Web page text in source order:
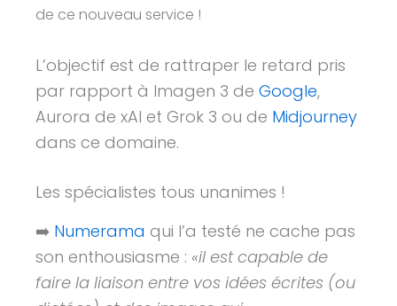
de ce nouveau service !
L’objectif est de rattraper le retard pris
par rapport à Imagen 3 de Google,
Aurora de xAI et Grok 3 ou de Midjourney
dans ce domaine.
Les spécialistes tous unanimes !
➡️ Numerama qui l’a testé ne cache pas
son enthousiasme : «il est capable de
faire la liaison entre vos idées écrites (ou